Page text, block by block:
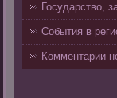
Государство,
События в
Комментарии